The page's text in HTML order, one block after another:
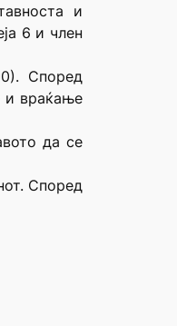
и
6 и член
Според
и враќање
да се
Според